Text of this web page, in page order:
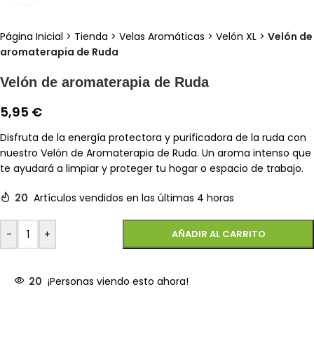
Página Inicial > Tienda > Velas Aromáticas > Velón XL > Velón de
aromaterapia de Ruda
Velón de aromaterapia de Ruda
5,95 €
Disfruta de la energía protectora y purificadora de la ruda con
nuestro Velón de Aromaterapia de Ruda. Un aroma intenso que
te ayudará a limpiar y proteger tu hogar o espacio de trabajo.
20 Artículos vendidos en las últimas 4 horas
- + AÑADIR AL CARRITO
20 ¡Personas viendo esto ahora!